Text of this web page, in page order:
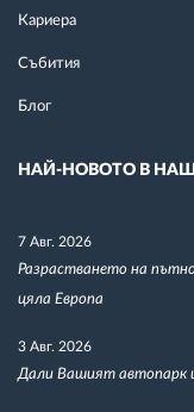
Кариера
Събития
Блог
НАЙ-НОВОТО В
7 Авг. 2026
Разрастването на
цяла Европа
3 Авг. 2026
Дали Вашият автопарк